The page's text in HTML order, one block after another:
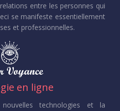
entre les personnes qui
se manifeste essentiellement
et professionnelles.
en ligne
technologies et la